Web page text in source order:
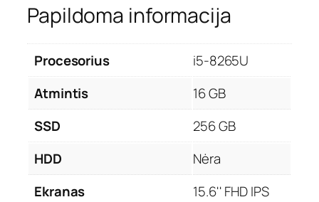
Papildoma informacija
Procesorius
i5-8265U
Atmintis
16 GB
SSD
256 GB
HDD
Nėra
Ekranas
15.6'' FHD IPS